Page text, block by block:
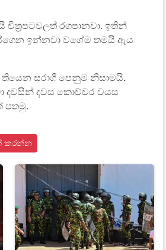
රගපානවා. ඉතින්
ඉන්නවා වගේම තමයි ඇය
සරාගී පෙනුම නිසාමයි.
දවස කොච්චර වයස
පතමු.
කරන්න